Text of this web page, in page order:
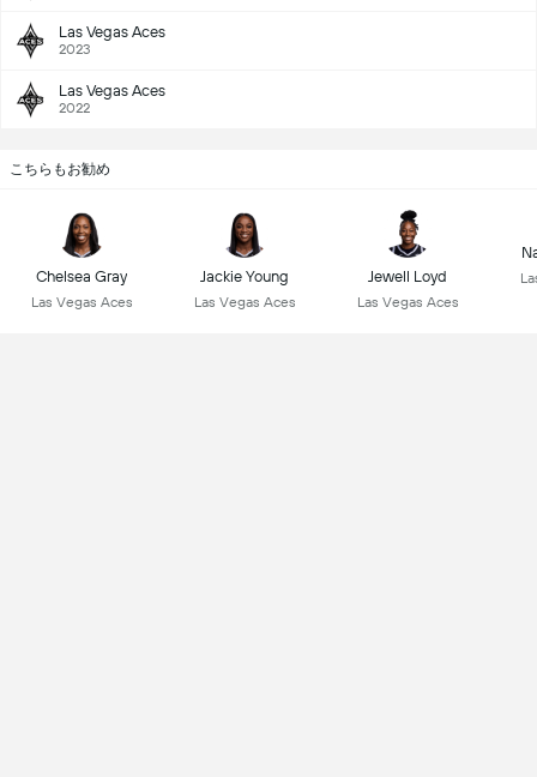
Las Vegas Aces
2023
Las Vegas Aces
2022
こちらもお勧め
Chelsea Gray
Las Vegas Aces
Jackie Young
Las Vegas Aces
Jewell Loyd
Las Vegas Aces